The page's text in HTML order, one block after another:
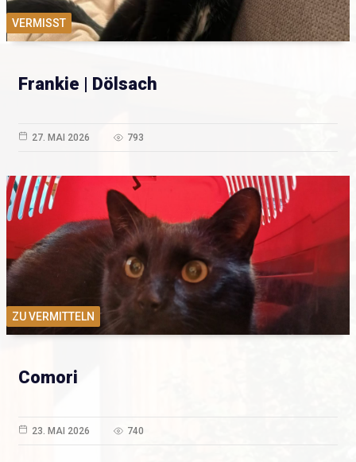
VERMISST
Frankie | Dölsach
27. MAI 2026 793
ZU VERMITTELN
Comori
23. MAI 2026 740